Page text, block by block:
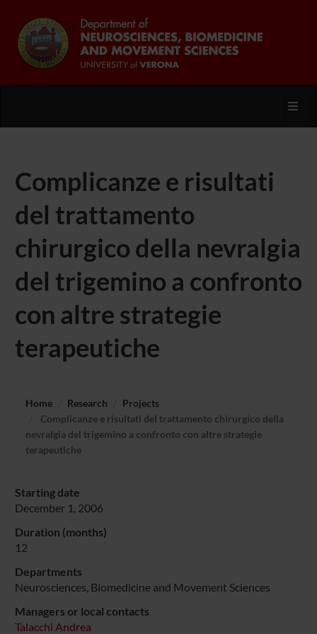
Complicanze e risultati
del trattamento
chirurgico della nevralgia
del trigemino a confronto
con altre strategie
terapeutiche
Home Research
Projects
Complicanze e risultati del trattamento chirurgico della
nevralgia del trigemino a confronto con altre strategie
terapeutiche
Starting date
December 1, 2006
Duration (months)
12
Departments
Neurosciences, Biomedicine and Movement Sciences
Managers or local contacts
Talacchi Andrea